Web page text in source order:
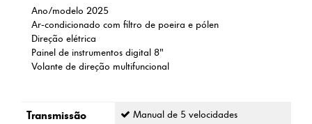
Ano/modelo 2025
Ar-condicionado com filtro de poeira e pólen
Direção elétrica
Painel de instrumentos digital 8"
Volante de direção multifuncional
Transmissão Manual de 5 velocidades